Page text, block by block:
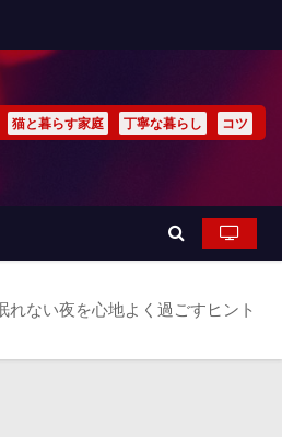
猫と暮らす家庭 丁寧な暮らし コツ
ない夜を心地よく過ごすヒント